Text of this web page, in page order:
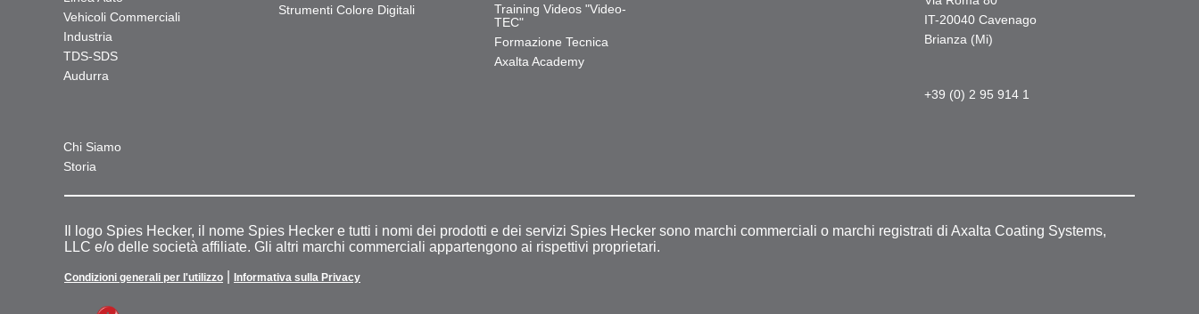
Vehicoli Commerciali
Industria
TDS-SDS
Audurra
Strumenti Colore Digitali
Training Videos "Video-
TEC"
Formazione Tecnica
Axalta Academy
Chi Siamo
Storia
IT-20040 Cavenago
Brianza (Mi)
+39 (0) 2 95 914 1
Il logo Spies Hecker, il nome Spies Hecker e tutti i nomi dei prodotti e dei servizi Spies Hecker sono marchi commerciali o marchi registrati di Axalta Coating Systems,
LLC e/o delle società affiliate. Gli altri marchi commerciali appartengono ai rispettivi proprietari.
Condizioni generali per l'utilizzo Informativa sulla Privacy